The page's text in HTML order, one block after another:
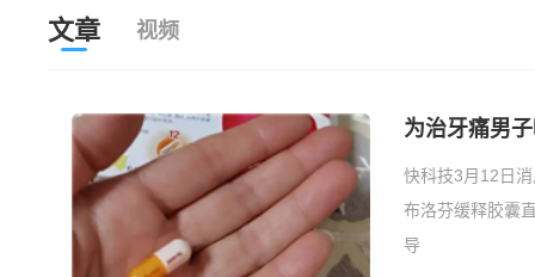
文章 视频
为治牙痛男
快科技3月12日
布洛芬缓释胶囊
导